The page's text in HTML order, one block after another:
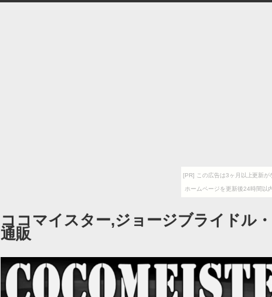
[PR] この広告は3ヶ月以上更新が
ホームページを更新後24時間以
ココマイスター,ジョージブライドル
通販